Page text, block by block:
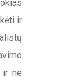
ir
ir ne